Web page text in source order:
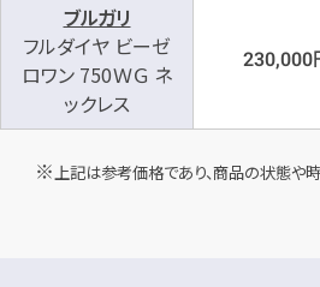
ブルガリ
フルダイヤ ビーゼ
ロワン 750ＷＧ ネ
ックレス
230,000
上記は参考価格であり、商品の状態や